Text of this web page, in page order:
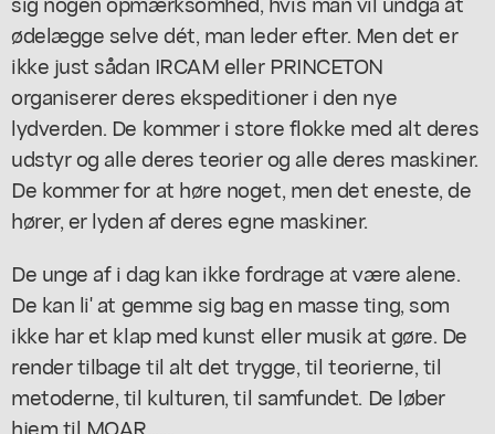
ødelægge selve dét, man leder efter. Men det er
ikke just sådan IRCAM eller PRINCETON
organiserer deres ekspeditioner i den nye
lydverden. De kommer i store flokke med alt deres
udstyr og alle deres teorier og alle deres maskiner.
De kommer for at høre noget, men det eneste, de
hører, er lyden af deres egne maskiner.
De unge af i dag kan ikke fordrage at være alene.
De kan li' at gemme sig bag en masse ting, som
ikke har et klap med kunst eller musik at gøre. De
render tilbage til alt det trygge, til teorierne, til
metoderne, til kulturen, til samfundet. De løber
hjem til MOAR.......